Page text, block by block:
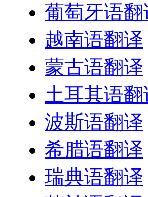
葡萄牙语翻
越南语翻译
蒙古语翻译
土耳其语翻
波斯语翻译
希腊语翻译
瑞典语翻译